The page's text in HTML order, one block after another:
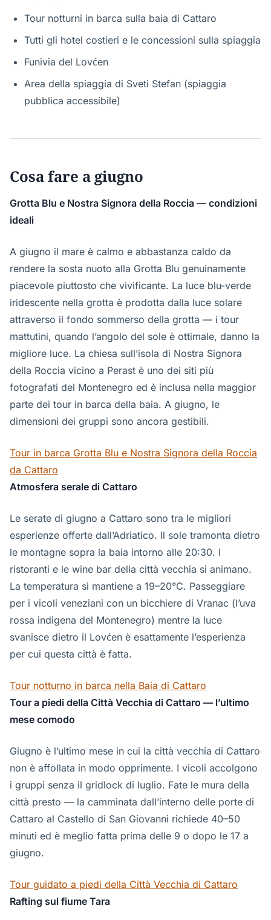
Tour notturni in barca sulla baia di Cattaro
Tutti gli hotel costieri e le concessioni sulla spiaggia
Funivia del Lovćen
Area della spiaggia di Sveti Stefan (spiaggia
pubblica accessibile)
Cosa fare a giugno
Grotta Blu e Nostra Signora della Roccia — condizioni
ideali
A giugno il mare è calmo e abbastanza caldo da
rendere la sosta nuoto alla Grotta Blu genuinamente
piacevole piuttosto che vivificante. La luce blu-verde
iridescente nella grotta è prodotta dalla luce solare
attraverso il fondo sommerso della grotta — i tour
mattutini, quando l’angolo del sole è ottimale, danno la
migliore luce. La chiesa sull’isola di Nostra Signora
della Roccia vicino a Perast è uno dei siti più
fotografati del Montenegro ed è inclusa nella maggior
parte dei tour in barca della baia. A giugno, le
dimensioni dei gruppi sono ancora gestibili.
Tour in barca Grotta Blu e Nostra Signora della Roccia
da Cattaro
Atmosfera serale di Cattaro
Le serate di giugno a Cattaro sono tra le migliori
esperienze offerte dall’Adriatico. Il sole tramonta dietro
le montagne sopra la baia intorno alle 20:30. I
ristoranti e le wine bar della città vecchia si animano.
La temperatura si mantiene a 19–20°C. Passeggiare
per i vicoli veneziani con un bicchiere di Vranac (l’uva
rossa indigena del Montenegro) mentre la luce
svanisce dietro il Lovćen è esattamente l’esperienza
per cui questa città è fatta.
Tour notturno in barca nella Baia di Cattaro
Tour a piedi della Città Vecchia di Cattaro — l’ultimo
mese comodo
Giugno è l’ultimo mese in cui la città vecchia di Cattaro
non è affollata in modo opprimente. I vicoli accolgono
i gruppi senza il gridlock di luglio. Fate le mura della
città presto — la camminata dall’interno delle porte di
Cattaro al Castello di San Giovanni richiede 40–50
minuti ed è meglio fatta prima delle 9 o dopo le 17 a
giugno.
Tour guidato a piedi della Città Vecchia di Cattaro
Rafting sul fiume Tara